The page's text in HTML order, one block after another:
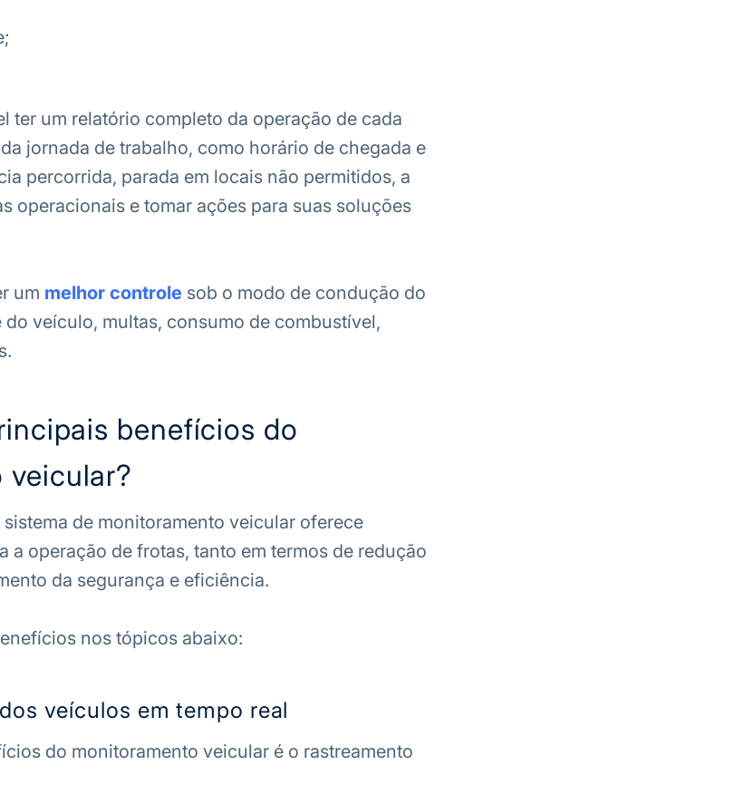
ter um relatório completo da operação de cada
jornada de trabalho, como horário de chegada e
percorrida, parada em locais não permitidos, a
operacionais e tomar ações para suas soluções
um melhor controle sob o modo de condução do
veículo, multas, consumo de combustível,
benefícios do
veicular?
de monitoramento veicular oferece
a operação de frotas, tanto em termos de redução
da segurança e eficiência.
nos tópicos abaixo:
veículos em tempo real
do monitoramento veicular é o rastreamento